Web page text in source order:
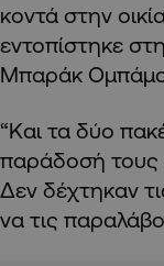
κοντά στην
εντοπίστηκε
Μπαράκ
“Και τα δύο
παράδοσή τους
Δεν δέχτηκαν
να τις